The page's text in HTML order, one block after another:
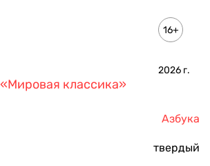
16+
2026 г.
«Мировая классика»
Азбука
твердый